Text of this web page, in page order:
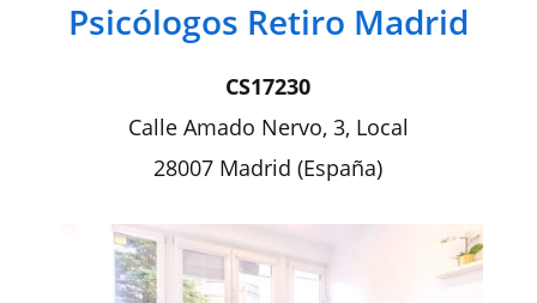
Psicólogos Retiro Madrid
CS17230
Calle Amado Nervo, 3, Local
28007 Madrid (España)